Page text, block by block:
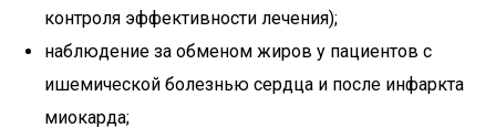
контроля эффективности лечения);
наблюдение за обменом жиров у пациентов с
ишемической болезнью сердца и после инфаркта
миокарда;